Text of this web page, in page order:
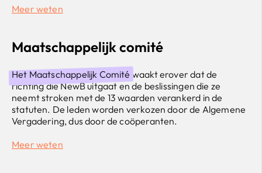
Meer weten
Maatschappelijk comité
Het Maatschappelijk Comité waakt erover dat de
richting die NewB uitgaat en de beslissingen die ze
neemt stroken met de 13 waarden verankerd in de
statuten. De leden worden verkozen door de Algemene
Vergadering, dus door de coöperanten.
Meer weten